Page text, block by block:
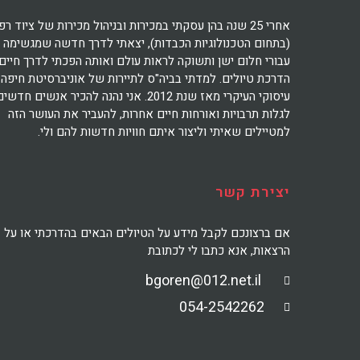
אחרי 25 שנה בהן עסקתי במכירות ובניהול מכירות של ציוד
(בתחום הטכנולוגיות הכבדות), יצאתי לדרך חדשה שמגשימה
עבורי חלום ישן ותשוקה לראות עולם ואותה הפכתי לדרך
הדרכת טיולים. למדתי בביה"ס לתיירות של אוניברסיטת חיפה
עיסוקי העיקרי מאז שנת 2012. אני נהנה להכיר אנשים
לגלות תרבויות ואורחות חיים אחרות, להעביר את העושר הזה
למטיילים שאיתי וליצור איתם חוויות חדשות להם ולי.
יצירת קשר
אם ברצונכם לקבל מידע על הטיולים הבאים בהדרכתי או על
הרצאות, אנא כתבו לי לכתובת
054-2542262